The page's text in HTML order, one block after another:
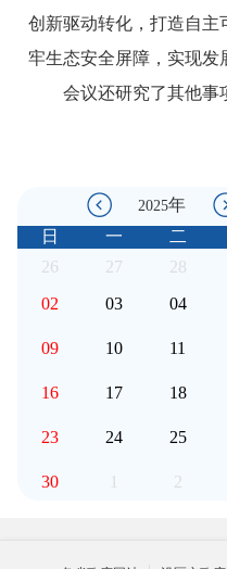
创新驱动转化，打造自主
牢生态安全屏障，实现发
会议还研究了其他事
2025年
日
一 二
26
27 28
02
03 04
09 10 11
16 17 18
23 24 25
30 1 2